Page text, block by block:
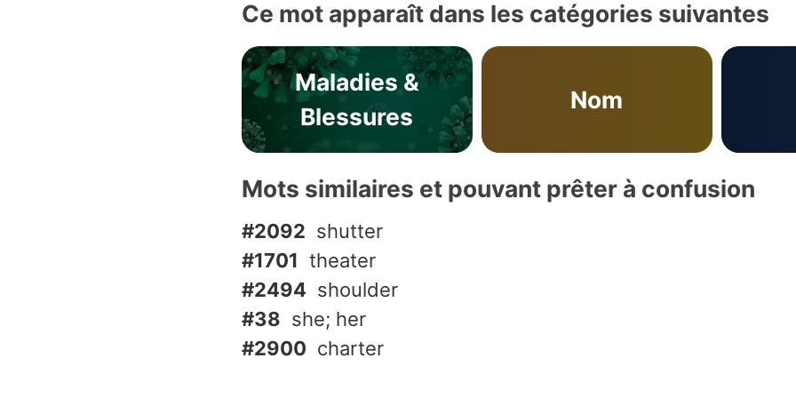
Ce mot apparaît dans les catégories suivantes
Maladies &
Blessures
Nom
Mots similaires et pouvant prêter à confusion
#2092 shutter
#1701 theater
#2494 shoulder
#38 she; her
#2900 charter